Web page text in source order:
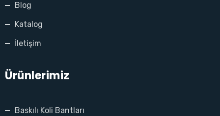
Blog
Katalog
İletişim
Ürünlerimiz
Baskılı Koli Bantları